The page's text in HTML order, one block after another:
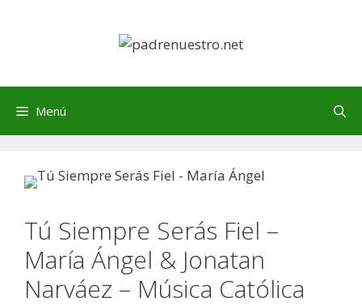
Menú
Tú Siempre Serás Fiel –
María Ángel & Jonatan
Narváez – Música Católica